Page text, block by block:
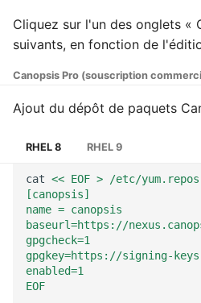
Cliquez sur l'un des onglets «
suivants, en fonction de
Canopsis Pro (souscription
Ajout du dépôt de paquets
RHEL 8 RHEL 9
cat << EOF > /etc/
[canopsis]
name = canopsis
baseurl=https://
gpgcheck=1
gpgkey=https://signing-
enabled=1
EOF